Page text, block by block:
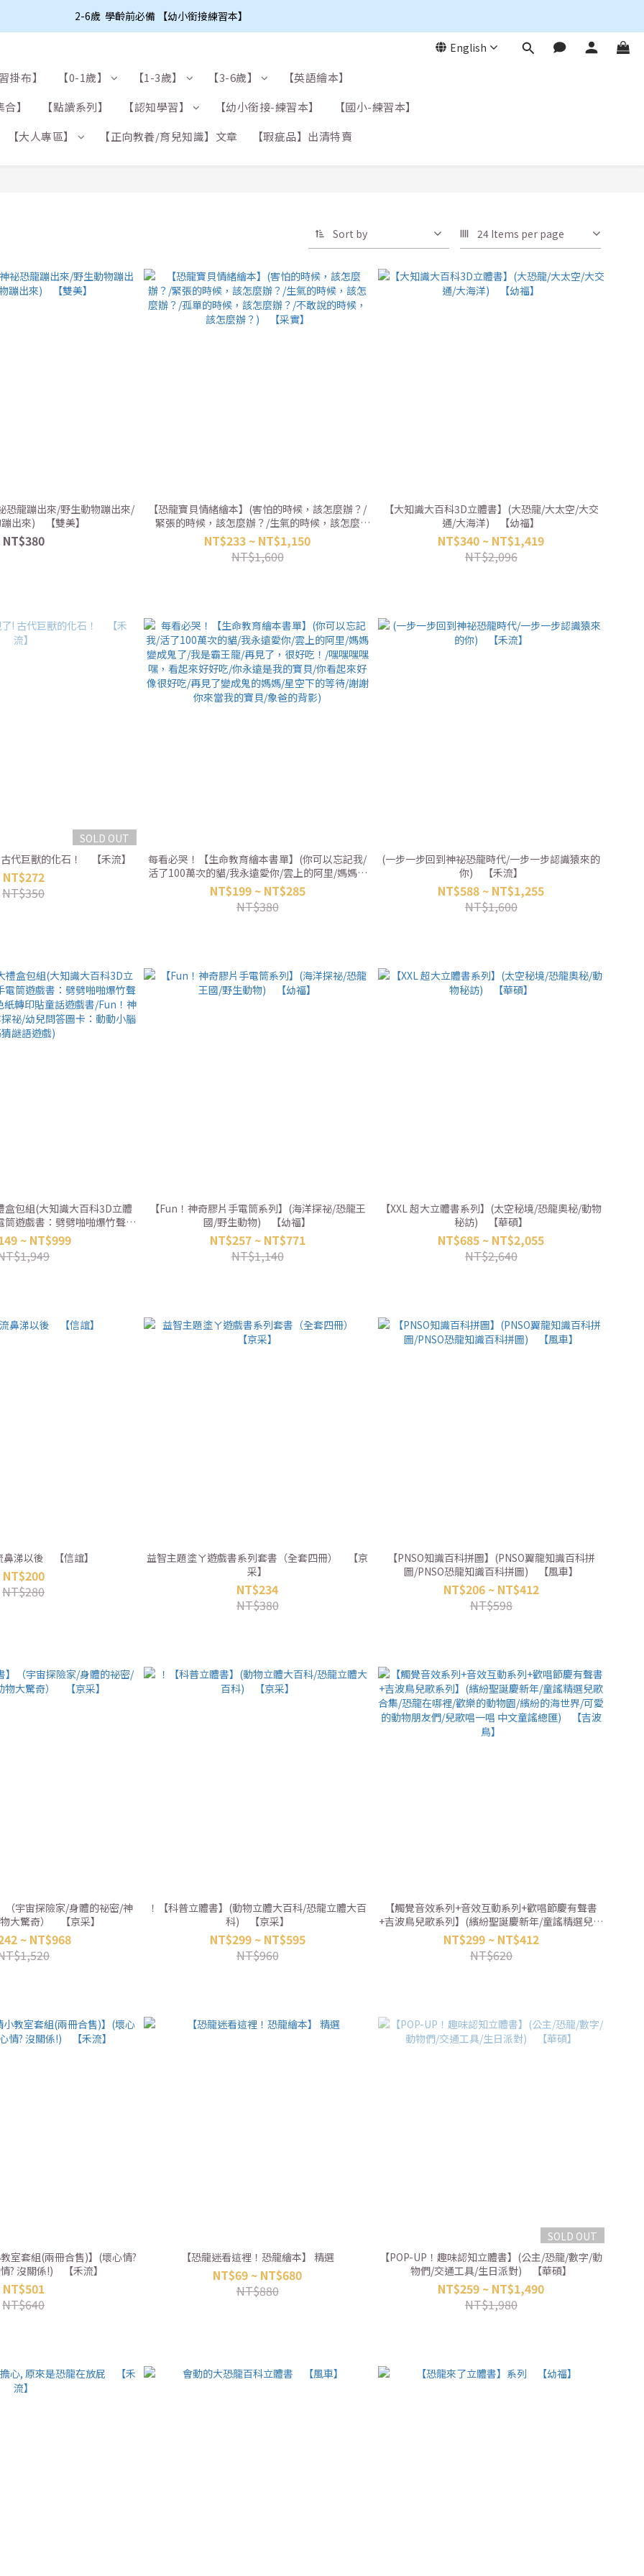
2-6歲  學齡前必備 【幼小銜接練習本】
English
掛布】 【0-1歲】 【1-3歲】 【3-6歲】
【英語繪本】
】
【點讀系列】 【認知學習】 【幼小銜接-練習本】
【國小-練習本】
【大人專區】
【正向教養/育兒知識】文章 【瑕疵品】出清特賣
Sort by 24 Items per page
恐龍蹦出來/野生動物蹦出來/
出來) 【雙美】
NT$380
【恐龍寶貝情緒繪本】(害怕的時候，該怎麼辦？/
緊張的時候，該怎麼辦？/生氣的時候，該怎麼
辦？/孤單的時候，該怎麼辦？/不敢說的時候，該
怎麼辦？) 【采實】
NT$233 ~ NT$1,150
NT$1,600
【大知識大百科3D立體書】(大恐龍/大太空/大交
通/大海洋) 【幼福】
NT$340 ~ NT$1,419
NT$2,096
SOLD OUT
代巨獸的化石！ 【禾流】
NT$272
NT$350
每看必哭！【生命教育繪本書單】(你可以忘記我/
活了100萬次的貓/我永遠愛你/雲上的阿里/媽媽變
成鬼了/我是霸王龍/再見了，很好吃！/嘿嘿嘿嘿
嘿，看起來好好吃/你永遠是我的寶貝/你看起來好
像很好吃/再見了變成鬼的媽媽/星空下的等待/謝謝
NT$199 ~ NT$285
NT$380
(一步一步回到神祕恐龍時代/一步一步認識猿來的
你) 【禾流】
NT$588 ~ NT$1,255
NT$1,600
盒包組(大知識大百科3D立體
遊戲書：劈劈啪啪爆竹聲過
印貼童話遊戲書/Fun！神奇
/幼兒問答圖卡：動動小腦筋
謎語遊戲)
~ NT$999
【Fun！神奇膠片手電筒系列】(海洋探祕/恐龍王
國/野生動物) 【幼福】
NT$257 ~ NT$771
NT$1,140
【XXL 超大立體書系列】(太空秘境/恐龍奧秘/動物
秘訪) 【華碩】
NT$685 ~ NT$2,055
NT$2,640
鼻涕以後 【信誼】
NT$200
NT$280
益智主題塗ㄚ遊戲書系列套書（全套四冊） 【京
采】
NT$234
NT$380
【PNSO知識百科拼圖】(PNSO翼龍知識百科拼
圖/PNSO恐龍知識百科拼圖) 【風車】
NT$206 ~ NT$412
NT$598
（宇宙探險家/身體的祕密/神
大驚奇） 【京采】
~ NT$968
！【科普立體書】(動物立體大百科/恐龍立體大百
科) 【京采】
NT$299 ~ NT$595
NT$960
【觸覺音效系列+音效互動系列+歡唱節慶有聲書
+吉波鳥兒歌系列】(繽紛聖誕慶新年/童謠精選兒歌
合集/恐龍在哪裡/歡樂的動物園/繽紛的海世界/可愛
的動物朋友們/兒歌唱一唱 中文童謠總匯) 【吉波
鳥】
NT$299 ~ NT$412
NT$620
室套組(兩冊合售)】(壞心情?
? 沒關係!) 【禾流】
NT$501
NT$640
【恐龍迷看這裡！恐龍繪本】 精選
NT$69 ~ NT$680
NT$880
SOLD OUT
【POP-UP！趣味認知立體書】(公主/恐龍/數字/動
物們/交通工具/生日派對) 【華碩】
NT$259 ~ NT$1,490
NT$1,980